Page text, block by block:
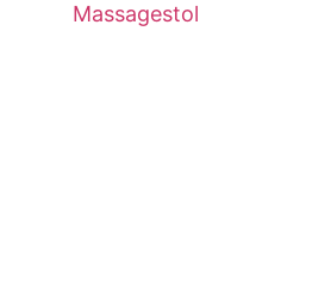
Massagestol